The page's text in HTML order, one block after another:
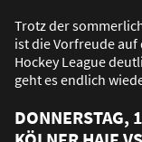
Trotz der
ist die Vorfreude
Hockey League
geht es endlich
DONNERSTAG,